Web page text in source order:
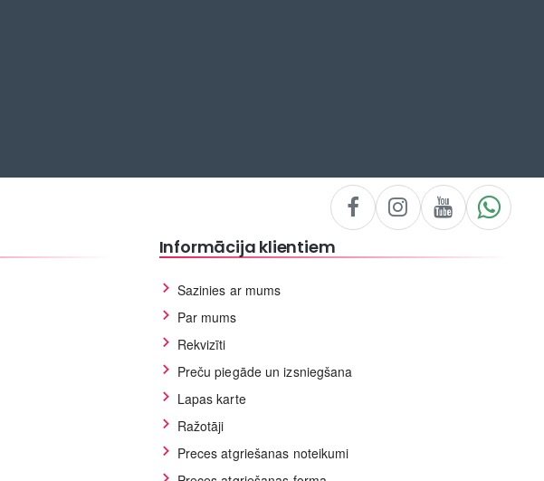
Informācija klientiem
Sazinies ar mums
Par mums
Rekvizīti
Preču piegāde un izsniegšana
Lapas karte
Ražotāji
Preces atgriešanas noteikumi